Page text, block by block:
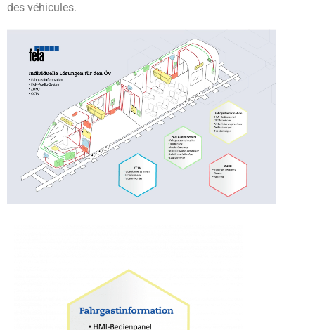
des véhicules.